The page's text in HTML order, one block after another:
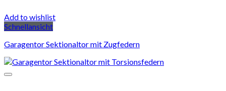
Add to wishlist
Schnellansicht
Garagentor Sektionaltor mit Zugfedern